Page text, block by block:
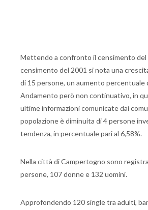
Mettendo a confronto il censimento del
censimento del 2001 si nota una
di 15 persone, un aumento percentuale
Andamento però non continuativo, in
ultime informazioni comunicate dai
popolazione è diminuita di 4 persone
tendenza, in percentuale pari al 6,58%.
Nella città di Campertogno sono
persone, 107 donne e 132 uomini.
Approfondendo 120 single tra adulti,